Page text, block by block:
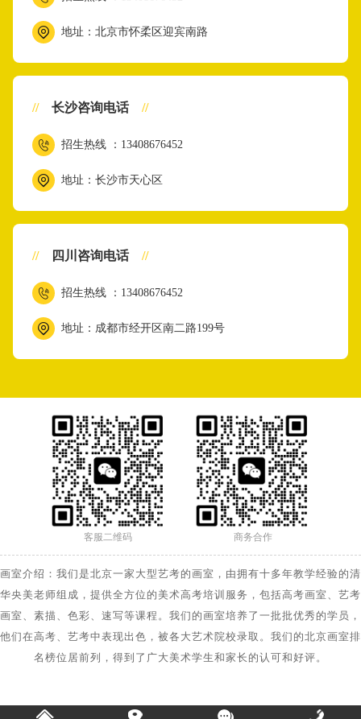
地址：北京市怀柔区迎宾南路
// 长沙咨询电话 //
招生热线 ：13408676452
地址：长沙市天心区
// 四川咨询电话 //
招生热线 ：13408676452
地址：成都市经开区南二路199号
客服二维码 商务合作
画室介绍：我们是北京一家大型艺考的画室，由拥有十多年教学经验的清
华央美老师组成，提供全方位的美术高考培训服务，包括高考画室、艺考
画室、素描、色彩、速写等课程。我们的画室培养了一批批优秀的学员，
他们在高考、艺考中表现出色，被各大艺术院校录取。我们的北京画室排
名榜位居前列，得到了广大美术学生和家长的认可和好评。